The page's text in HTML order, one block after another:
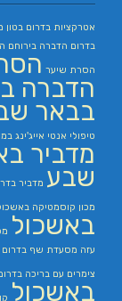
אטרקציות בדרום בטון
בדרום הדברה בירוחם
הסרת שיער
הדברה
בבאר
טיפולי אנטי אייג'ינג
מדביר
שבע מדביר
מכון קוסמטיקה
באשכול
עזה מסעדת שף בדרום
צימרים עם בריכה
באשכול